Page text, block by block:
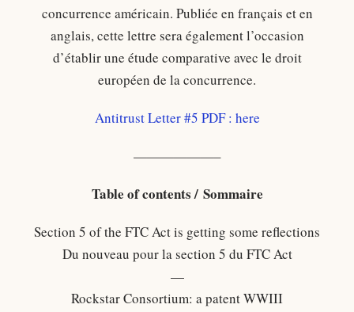
concurrence américain. Publiée en français et en
anglais, cette lettre sera également l’occasion
d’établir une étude comparative avec le droit
européen de la concurrence.
Antitrust Letter #5 PDF : here
——————–
Table of contents / Sommaire
Section 5 of the FTC Act is getting some reflections
Du nouveau pour la section 5 du FTC Act
—
Rockstar Consortium: a patent WWIII